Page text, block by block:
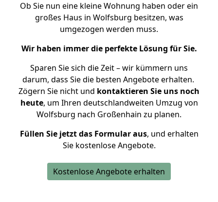
Ob Sie nun eine kleine Wohnung haben oder ein
großes Haus in Wolfsburg besitzen, was
umgezogen werden muss.
Wir haben immer die perfekte Lösung für Sie.
Sparen Sie sich die Zeit – wir kümmern uns
darum, dass Sie die besten Angebote erhalten.
Zögern Sie nicht und kontaktieren Sie uns noch
heute, um Ihren deutschlandweiten Umzug von
Wolfsburg nach Großenhain zu planen.
Füllen Sie jetzt das Formular aus, und erhalten
Sie kostenlose Angebote.
Kostenlose Angebote erhalten